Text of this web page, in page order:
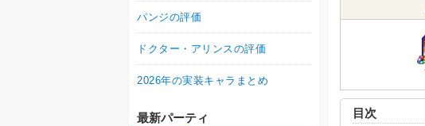
目次
パンジの評価
ドクター・アリンスの評価
2026年の実装キャラまとめ
最新パーティ